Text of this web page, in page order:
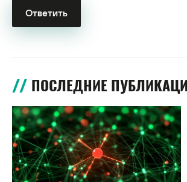
ПОСЛЕДНИЕ